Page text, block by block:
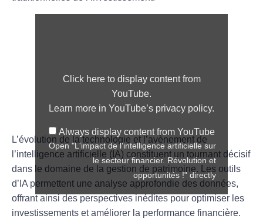
Click here to display content from
YouTube.
Learn more in YouTube’s privacy policy.
Always display content from YouTube
Open "L'impact de l'intelligence artificielle sur
le secteur financier. Révolution et
opportunités !" directly
L’évolution de la technologie et l’avènement de
l’intelligence artificielle (IA) constituent un tournant décisif
dans le domaine de la gestion de patrimoine. Les outils
d’IA permettent une analyse approfondie des données,
offrant ainsi des perspectives inédites pour optimiser les
investissements et améliorer la performance financière.